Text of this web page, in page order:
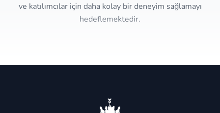
ve katılımcılar için daha kolay bir deneyim sağlamayı
hedeflemektedir.